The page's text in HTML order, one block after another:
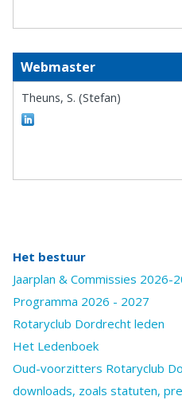
Webmaster
Theuns, S. (Stefan)
Het bestuur
Jaarplan & Commissies 2026-
Programma 2026 - 2027
Rotaryclub Dordrecht leden
Het Ledenboek
Oud-voorzitters Rotaryclub
downloads, zoals statuten,